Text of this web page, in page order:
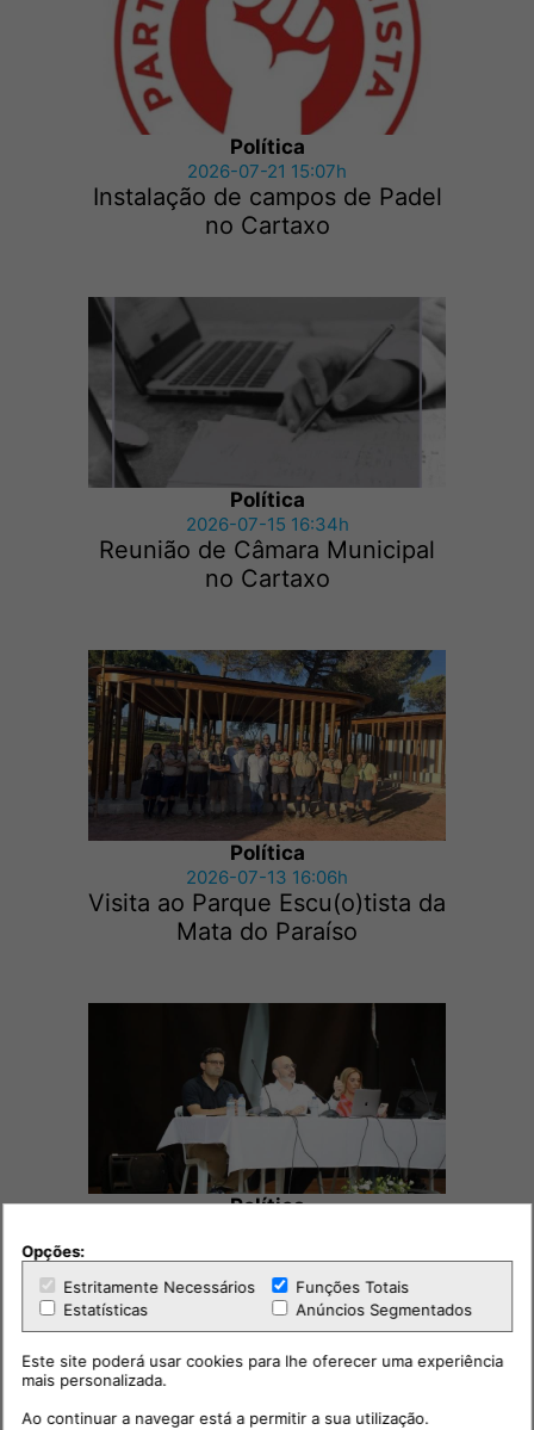
Política
2026-07-21 15:07h
Instalação de campos de Padel
no Cartaxo
Política
2026-07-15 16:34h
Reunião de Câmara Municipal
no Cartaxo
Política
2026-07-13 16:06h
Visita ao Parque Escu(o)tista da
Mata do Paraíso
Política
Comissão de Acompanhamento
da Assembleia Municipal para o
projet...
Opções:
Estritamente Necessários
Funções Totais
Estatísticas
Anúncios Segmentados
Este site poderá usar cookies para lhe oferecer uma experiência
mais personalizada.
Ao continuar a navegar está a permitir a sua utilização.